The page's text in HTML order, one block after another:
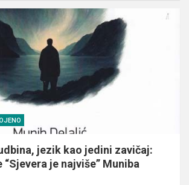
jezik kao jedini zavičaj:
je najviše” Muniba